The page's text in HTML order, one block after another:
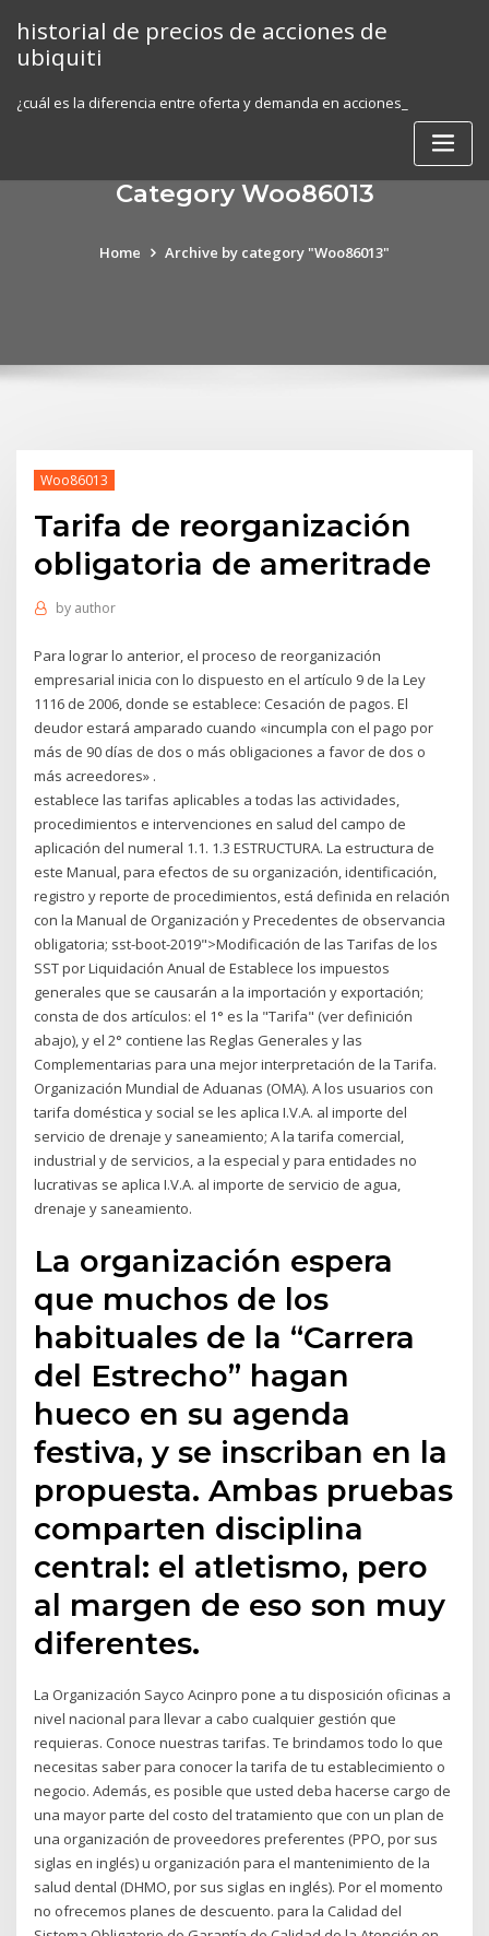
content
historial de precios de acciones de
ubiquiti
¿cuál es la diferencia entre oferta y demanda en acciones_
Category Woo86013
Home Archive by category "Woo86013"
Woo86013
Tarifa de reorganización
obligatoria de ameritrade
by author
Para lograr lo anterior, el proceso de reorganización
empresarial inicia con lo dispuesto en el artículo 9 de la Ley
1116 de 2006, donde se establece: Cesación de pagos. El
deudor estará amparado cuando «incumpla con el pago por
más de 90 días de dos o más obligaciones a favor de dos o
más acreedores» .
establece las tarifas aplicables a todas las actividades,
procedimientos e intervenciones en salud del campo de
aplicación del numeral 1.1. 1.3 ESTRUCTURA. La estructura de
este Manual, para efectos de su organización, identificación,
registro y reporte de procedimientos, está definida en relación
con la Manual de Organización y Precedentes de observancia
obligatoria; sst-boot-2019">Modificación de las Tarifas de los
SST por Liquidación Anual de Establece los impuestos
generales que se causarán a la importación y exportación;
consta de dos artículos: el 1° es la "Tarifa" (ver definición
abajo), y el 2° contiene las Reglas Generales y las
Complementarias para una mejor interpretación de la Tarifa.
Organización Mundial de Aduanas (OMA). A los usuarios con
tarifa doméstica y social se les aplica I.V.A. al importe del
servicio de drenaje y saneamiento; A la tarifa comercial,
industrial y de servicios, a la especial y para entidades no
lucrativas se aplica I.V.A. al importe de servicio de agua,
drenaje y saneamiento.
La organización espera
que muchos de los
habituales de la “Carrera
del Estrecho” hagan
hueco en su agenda
festiva, y se inscriban en la
propuesta. Ambas pruebas
comparten disciplina
central: el atletismo, pero
al margen de eso son muy
diferentes.
La Organización Sayco Acinpro pone a tu disposición oficinas a
nivel nacional para llevar a cabo cualquier gestión que
requieras. Conoce nuestras tarifas. Te brindamos todo lo que
necesitas saber para conocer la tarifa de tu establecimiento o
negocio. Además, es posible que usted deba hacerse cargo de
una mayor parte del costo del tratamiento que con un plan de
una organización de proveedores preferentes (PPO, por sus
siglas en inglés) u organización para el mantenimiento de la
salud dental (DHMO, por sus siglas en inglés). Por el momento
no ofrecemos planes de descuento. para la Calidad del